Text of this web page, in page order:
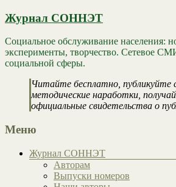
Журнал СОННЭТ
Социальное обслуживание населения:
эксперименты, творчество. Сетевое
социальной сферы.
Читайте бесплатно, публикуйте
методические наработки,
официальные свидетельства о
Меню
Журнал СОННЭТ
Авторам
Выпуски номеров